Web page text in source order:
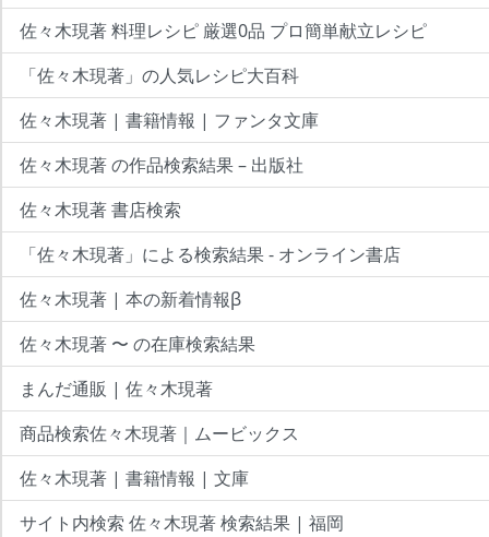
佐々木現著 料理レシピ 厳選0品 プロ簡単献立レシピ
「佐々木現著」の人気レシピ大百科
佐々木現著 | 書籍情報 | ファンタ文庫
佐々木現著 の作品検索結果 – 出版社
佐々木現著 書店検索
「佐々木現著」による検索結果 - オンライン書店
佐々木現著 | 本の新着情報β
佐々木現著 〜 の在庫検索結果
まんだ通販 | 佐々木現著
商品検索佐々木現著｜ムービックス
佐々木現著 | 書籍情報 | 文庫
サイト内検索 佐々木現著 検索結果 | 福岡